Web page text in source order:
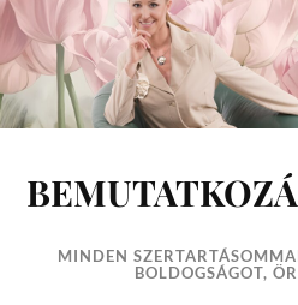
MINDEN
BOLDOGSÁGOT,